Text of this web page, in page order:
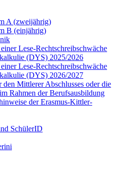
A (zweijährig)
B (einjährig)
Lese-Rechtschreibschwäche
(DYS) 2025/2026
Lese-Rechtschreibschwäche
(DYS) 2026/2027
den Mittlerer Abschlusses oder die
Rahmen der Berufsausbildung
der Erasmus-Kittler-
SchülerID